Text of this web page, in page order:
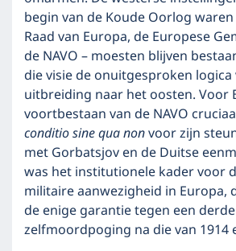
begin van de Koude Oorlog
Raad van Europa, de Europese
de NAVO – moesten blijven
die visie de onuitgesproken
uitbreiding naar het oosten. Voor
voortbestaan van de NAVO
conditio sine qua nonvoor zijn
met Gorbatsjov en de Duitse
was het institutionele kader voor
militaire aanwezigheid in Europa,
de enige garantie tegen een
zelfmoordpoging na die van 1914